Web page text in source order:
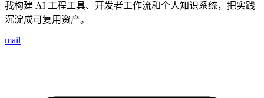
我构建 AI 工程工具、开发者工作流和个人知识系统，把实践
沉淀成可复用资产。
mail